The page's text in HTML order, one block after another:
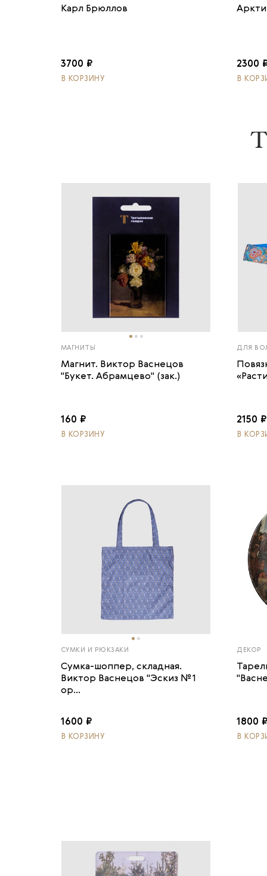
Карл Брюллов
3700 ₽
В КОРЗИНУ
2300
В
МАГНИТЫ
Магнит. Виктор Васнецов
"Букет. Абрамцево" (зак.)
160 ₽
В КОРЗИНУ
ДЛЯ
2150 ₽
В
СУМКИ И РЮКЗАКИ
Сумка-шоппер, складная.
Виктор Васнецов "Эскиз №1
ор...
1600 ₽
В КОРЗИНУ
ДЕКОР
1800
В